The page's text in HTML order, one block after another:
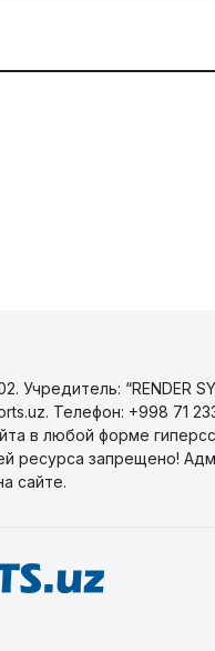
Учредитель: “RENDER
Телефон: +998 71
в любой форме
ресурса запрещено!
сайте.